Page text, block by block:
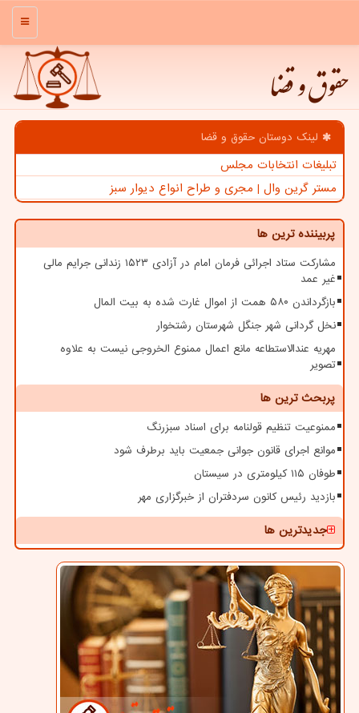
منو
حقوق و قضا
لینک دوستان حقوق و قضا
تبلیغات انتخابات مجلس
مستر گرین وال | مجری و طراح انواع دیوار سبز
پربیننده ترین ها
مشارکت ستاد اجرائی فرمان امام در آزادی ۱۵۲۳ زندانی جرایم مالی
غیر عمد
بازگرداندن ۵۸۰ همت از اموال غارت شده به بیت المال
نخل گردانی شهر جنگل شهرستان رشتخوار
مهریه عندالاستطاعه مانع اعمال ممنوع الخروجی نیست به علاوه
تصویر
پربحث ترین ها
ممنوعیت تنظیم قولنامه برای اسناد سبزرنگ
موانع اجرای قانون جوانی جمعیت باید برطرف شود
طوفان ۱۱۵ کیلومتری در سیستان
بازدید رئیس کانون سردفتران از خبرگزاری مهر
جدیدترین ها